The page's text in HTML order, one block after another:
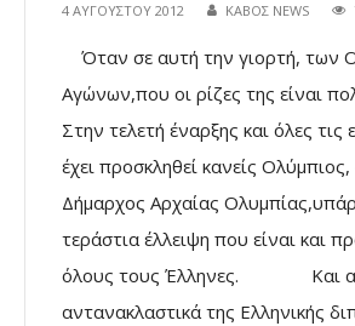
4 ΑΥΓΟΎΣΤΟΥ 2012 ΚΑΒΟΣ NEWS
Όταν σε αυτή την γιορτή, των
Αγώνων,που οι ρίζες της είναι
Στην τελετή έναρξης και όλες τις
έχει προσκληθεί κανείς
Δήμαρχος Αρχαίας
τεράστια έλλειψη που είναι και
όλους τους Έλληνες.
Και
αντανακλαστικά της Ελληνικής